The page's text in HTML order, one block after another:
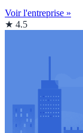
Voir l'entreprise »
★ 4.5